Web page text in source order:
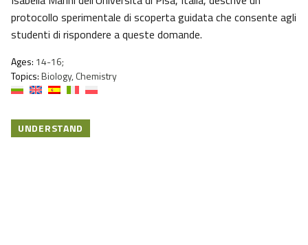
protocollo sperimentale di scoperta guidata che consente agli
studenti di rispondere a queste domande.
Ages: 14-16;
Topics:Biology, Chemistry
UNDERSTAND